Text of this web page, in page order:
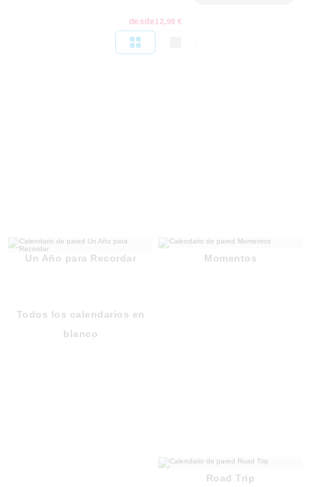
desde12,99 €
Un Año para Recordar Momentos
Road Trip
Todos los calendarios en
blanco